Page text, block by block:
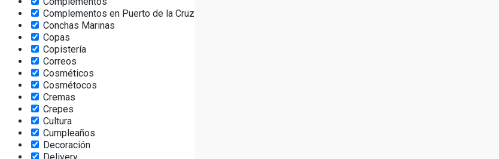
Complementos en Puerto de la Cruz
Conchas Marinas
Copas
Copistería
Correos
Cosméticos
Cosmétocos
Cremas
Crepes
Cultura
Cumpleaños
Decoración